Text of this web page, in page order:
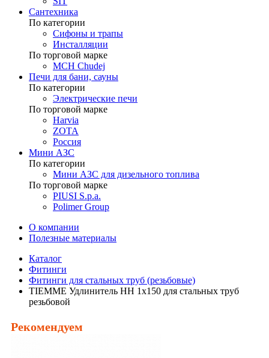
Сантехника
По категории
Сифоны и трапы
Инсталляции
По торговой марке
MCH Chudej
Печи для бани, сауны
По категории
Электрические печи
По торговой марке
Harvia
ZOTA
Россия
Мини АЗС
По категории
Мини АЗС для дизельного топлива
По торговой марке
PIUSI S.p.a.
Polimer Group
О компании
Полезные материалы
Каталог
Фитинги
Фитинги для стальных труб (резьбовые)
TIEMME Удлинитель НН 1х150 для стальных труб
резьбовой
Рекомендуем